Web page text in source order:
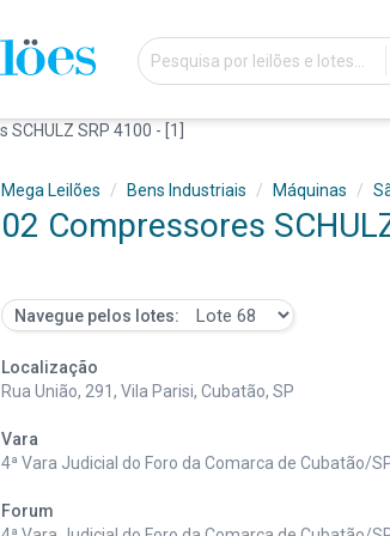
Mega Leilões Bens Industriais Máquinas
02 Compressores
Navegue pelos lotes:
Localização
Rua União, 291, Vila Parisi, Cubatão, SP
Vara
4ª Vara Judicial do Foro da Comarca de Cubatão/
Forum